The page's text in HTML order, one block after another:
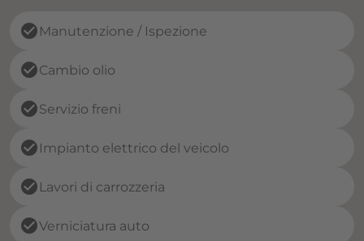
check_circle Manutenzione / Ispezione
check_circleCambio olio
check_circleServizio freni
check_circle Impianto elettrico del veicolo
check_circle Lavori di carrozzeria
check_circleVerniciatura auto